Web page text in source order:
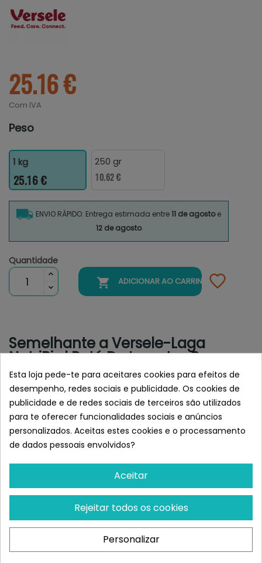
25.16 €
Com IVA
Peso
1 kg
25.16 €
250 gr
10.62 €
ENVIO RÁPIDO: Entrega estimada entre11 de agostoe
12 de agosto
Quantidade
 ADICIONAR AO CARRINHO
Semelhante a Versele-Laga
NutriBird Paté De Insectos Para
Pájaros
Versele-Laga NutriBird C19
Pienso Para Canarios,...
Versele-Laga Barritas
Sticks Para Passeriformes
Esta loja pede-te para aceitares cookies para efeitos de
desempenho, redes sociais e publicidade. Os cookies de
publicidade e de redes sociais de terceiros são utilizados
para te oferecer funcionalidades sociais e anúncios
personalizados. Aceitas estes cookies e o processamento
de dados pessoais envolvidos?
Aceitar
Rejeitar todos os cookies
Personalizar